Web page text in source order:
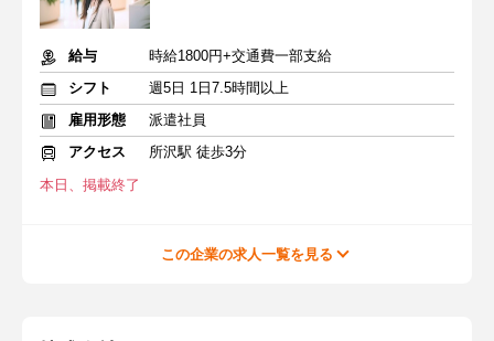
給与
時給1800円+交通費一部支給
シフト
週5日 1日7.5時間以上
雇用形態
派遣社員
アクセス
所沢駅 徒歩3分
本日、掲載終了
この企業の求人一覧を見る